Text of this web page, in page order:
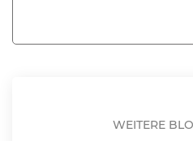
WEITERE